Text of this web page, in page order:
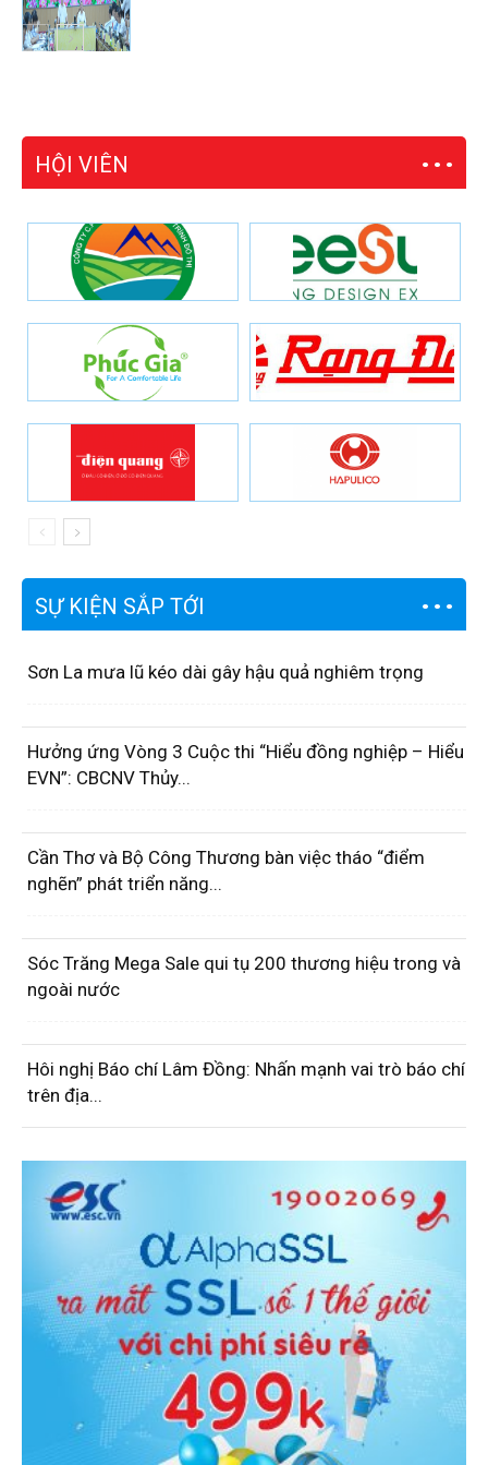
HỘI VIÊN
SỰ KIỆN SẮP TỚI
Sơn La mưa lũ kéo dài gây hậu quả nghiêm trọng
Hưởng ứng Vòng 3 Cuộc thi “Hiểu đồng nghiệp – Hiểu
EVN”: CBCNV Thủy...
Cần Thơ và Bộ Công Thương bàn việc tháo “điểm
nghẽn” phát triển năng...
Sóc Trăng Mega Sale qui tụ 200 thương hiệu trong và
ngoài nước
Hôi nghị Báo chí Lâm Đồng: Nhấn mạnh vai trò báo chí
trên địa...